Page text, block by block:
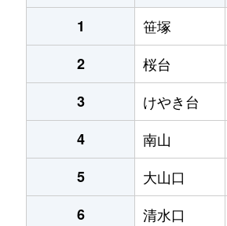
1
笹塚
2
桜台
3
けやき台
4
南山
5
大山口
6
清水口